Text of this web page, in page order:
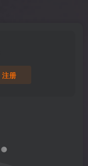
注册